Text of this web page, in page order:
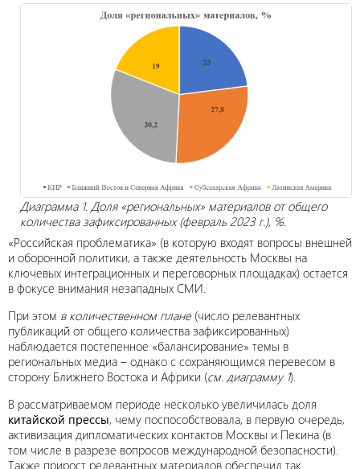
Диаграмма 1. Доля «региональных» материалов от общего
количества зафиксированных (февраль 2023 г.), %.
«Российская проблематика» (в которую входят вопросы внешней
и оборонной политики, а также деятельность Москвы на
ключевых интеграционных и переговорных площадках) остается
в фокусе внимания незападных СМИ.
При этом в количественном плане (число релевантных
публикаций от общего количества зафиксированных)
наблюдается постепенное «балансирование» темы в
региональных медиа – однако с сохраняющимся перевесом в
сторону Ближнего Востока и Африки (см. диаграмму 1).
В рассматриваемом периоде несколько увеличилась доля
китайской прессы, чему поспособствовала, в первую очередь,
активизация дипломатических контактов Москвы и Пекина (в
том числе в разрезе вопросов международной безопасности).
Также прирост релевантных материалов обеспечил так